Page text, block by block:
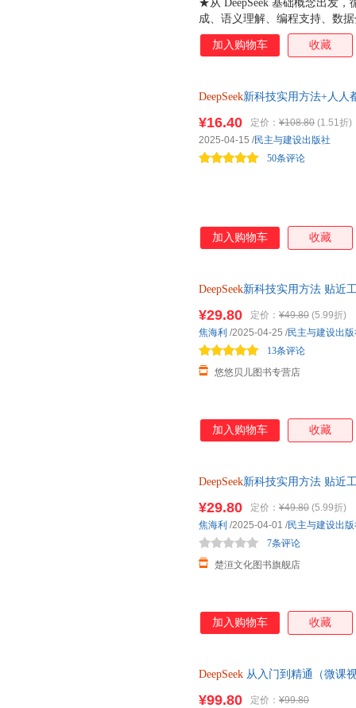
★从 DeepSeek 基础概念出发
成、语义理解、编程支持、数
学习路径，无论新手小白还是
识体系 。 ★作者用简洁明了的
在各领域的迅猛发展与广泛应
跟行业趋势，所学知识贴合当
心编著，凭借深厚的专业知识
析，保障内容专业、准确且前
加入购物车 收藏
DeepSeek新科技实用方法+人人
¥16.40 定价： ¥108.80 (1.51折)
50条评论
2025-04-15 /民主与建设出版社
加入购物车 收藏
DeepSeek新科技实用方法 贴近
¥29.80 定价： ¥49.80 (5.99折)
悠悠贝儿图书专营店
13条评论
焦海利 /2025-04-25 /民主与建设出
加入购物车 收藏
DeepSeek新科技实用方法 贴近
¥29.80 定价： ¥49.80 (5.99折)
楚洹文化图书旗舰店
7条评论
焦海利 /2025-04-01 /民主与建设出
加入购物车 收藏
DeepSeek 从入门到精通（微课
¥99.80 定价： ¥99.80